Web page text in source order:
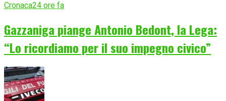
Cronaca24 ore fa
Gazzaniga piange Antonio Bedont, la Lega:
“Lo ricordiamo per il suo impegno civico”